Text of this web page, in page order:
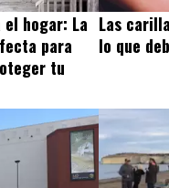
el hogar: La
para
tu
Las
lo que